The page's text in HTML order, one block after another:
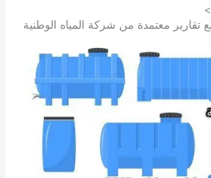
معتمدة من شركة المياه الوطنية